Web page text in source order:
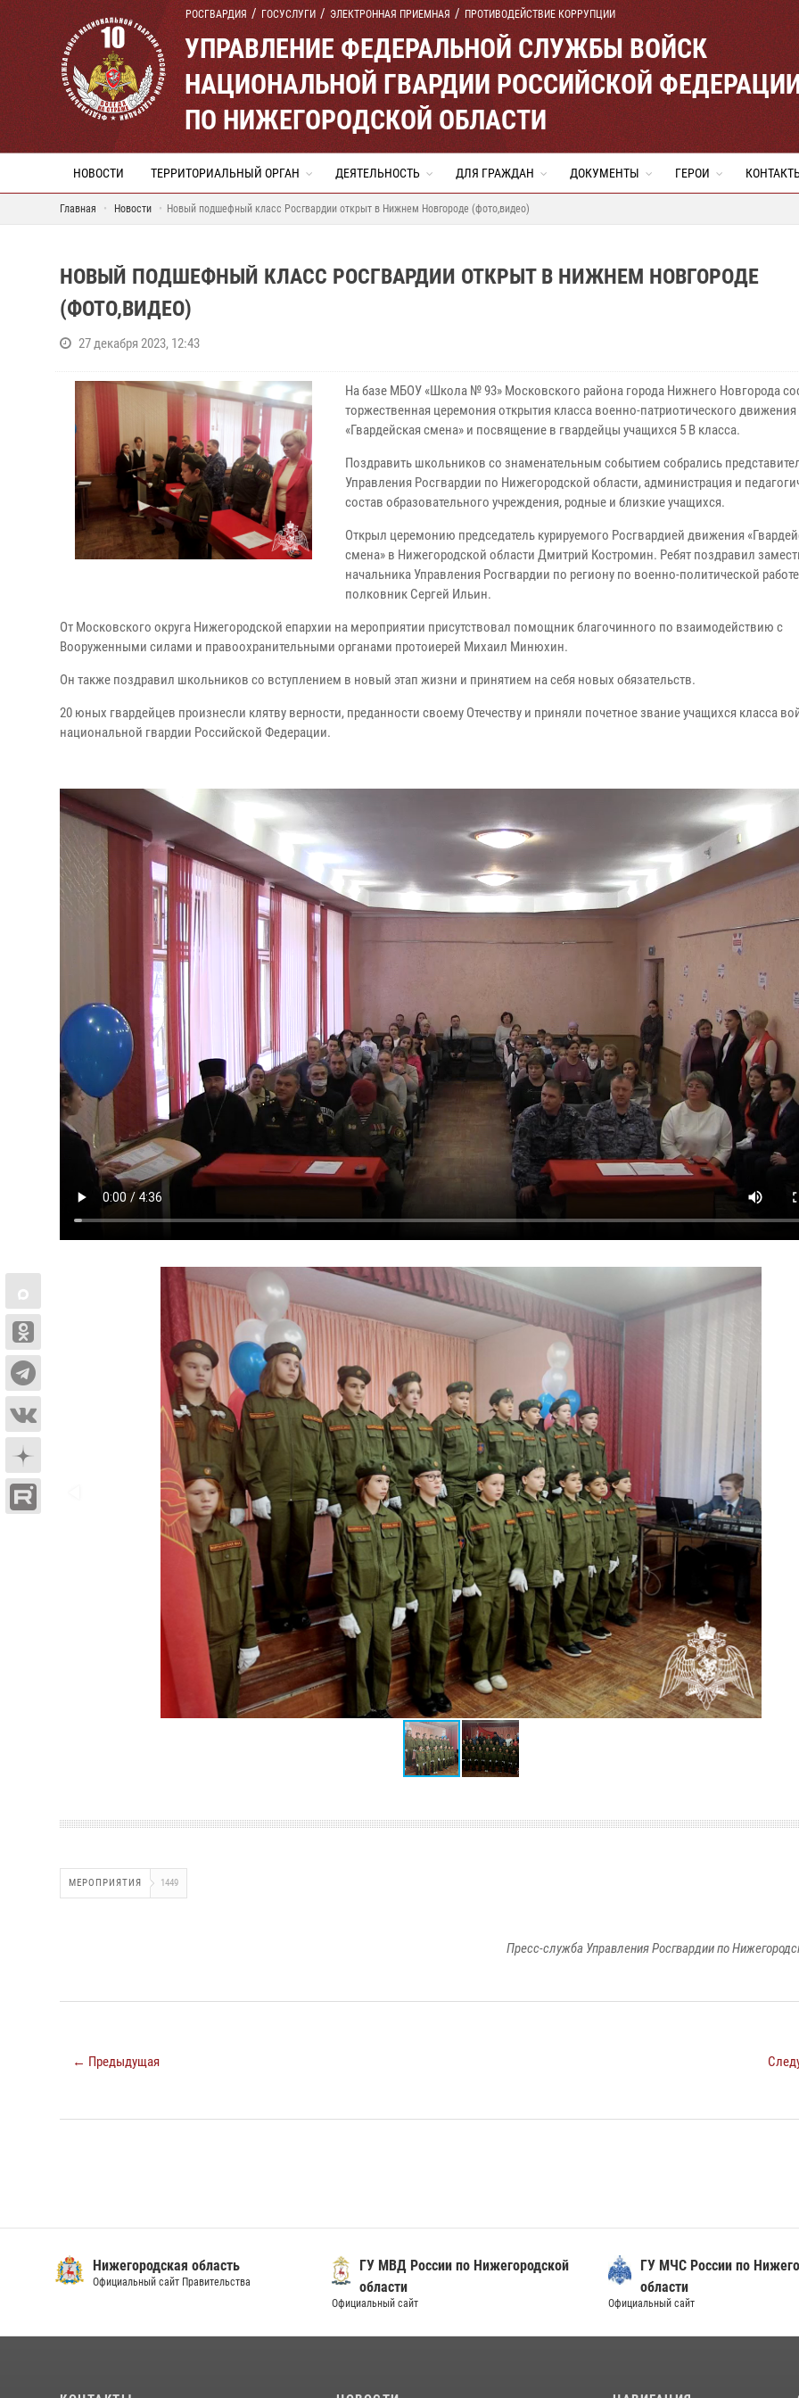
РОСГВАРДИЯ ГОСУСЛУГИ ЭЛЕКТРОННАЯ ПРИЕМНАЯ ПРОТИВОДЕЙСТВИЕ КОРРУПЦИИ
УПРАВЛЕНИЕ ФЕДЕРАЛЬНОЙ СЛУЖБЫ ВОЙСК
НАЦИОНАЛЬНОЙ ГВАРДИИ РОССИЙСКОЙ
ПО НИЖЕГОРОДСКОЙ ОБЛАСТИ
НОВОСТИ ТЕРРИТОРИАЛЬНЫЙ ОРГАН ДЕЯТЕЛЬНОСТЬ ДЛЯ ГРАЖДАН ДОКУМЕНТЫ ГЕРОИ
Главная Новости Новый подшефный класс Росгвардии открыт в Нижнем Новгороде (фото,видео)
НОВЫЙ ПОДШЕФНЫЙ КЛАСС РОСГВАРДИИ ОТКРЫТ В НИЖНЕМ НОВГОРОДЕ
(ФОТО,ВИДЕО)
27 декабря 2023, 12:43
На базе МБОУ «Школа № 93» Московского района города Нижнего Новгорода
торжественная церемония открытия класса военно-патриотического движения
«Гвардейская смена» и посвящение в гвардейцы учащихся 5 В класса.
Поздравить школьников со знаменательным событием собрались
Управления Росгвардии по Нижегородской области, администрация и
состав образовательного учреждения, родные и близкие учащихся.
Открыл церемонию председатель курируемого Росгвардией движения
смена» в Нижегородской области Дмитрий Костромин. Ребят поздравил
начальника Управления Росгвардии по региону по военно-политической работе
полковник Сергей Ильин.
От Московского округа Нижегородской епархии на мероприятии присутствовал помощник благочинного по взаимодействию с
Вооруженными силами и правоохранительными органами протоиерей Михаил Минюхин.
Он также поздравил школьников со вступлением в новый этап жизни и принятием на себя новых обязательств.
20 юных гвардейцев произнесли клятву верности, преданности своему Отечеству и приняли почетное звание учащихся класса
национальной гвардии Российской Федерации.
МЕРОПРИЯТИЯ 1449
Пресс-служба Управления Росгвардии по
← Предыдущая
Нижегородская область
Официальный сайт Правительства
ГУ МВД России по Нижегородской
области
Официальный сайт
ГУ МЧС России по
области
Официальный сайт